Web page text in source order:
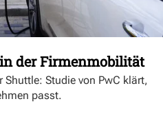
der Firmenmobilität
Shuttle: Studie von PwC klärt,
passt.